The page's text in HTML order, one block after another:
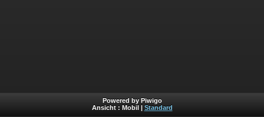
Powered by Piwigo
Ansicht : Mobil Standard